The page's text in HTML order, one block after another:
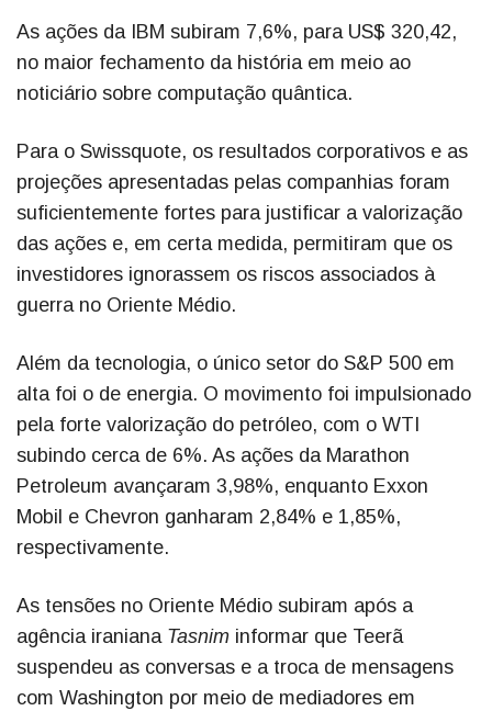
As ações da IBM subiram 7,6%, para US$ 320,42,
no maior fechamento da história em meio ao
noticiário sobre computação quântica.
Para o Swissquote, os resultados corporativos e as
projeções apresentadas pelas companhias foram
suficientemente fortes para justificar a valorização
das ações e, em certa medida, permitiram que os
investidores ignorassem os riscos associados à
guerra no Oriente Médio.
Além da tecnologia, o único setor do S&P 500 em
alta foi o de energia. O movimento foi impulsionado
pela forte valorização do petróleo, com o WTI
subindo cerca de 6%. As ações da Marathon
Petroleum avançaram 3,98%, enquanto Exxon
Mobil e Chevron ganharam 2,84% e 1,85%,
respectivamente.
As tensões no Oriente Médio subiram após a
agência iraniana Tasnim informar que Teerã
suspendeu as conversas e a troca de mensagens
com Washington por meio de mediadores em